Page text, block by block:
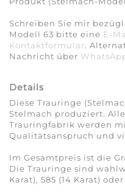
Schreiben Sie mir
Modell 63 bitte eine E-
Kontaktformular.
Nachricht über
Details
Diese Trauringe
Stelmach produziert.
Trauringfabrik werden
Qualitätsanspruch und
Im Gesamtpreis ist die
Die Trauringe sind
Karat), 585 (14 Karat)